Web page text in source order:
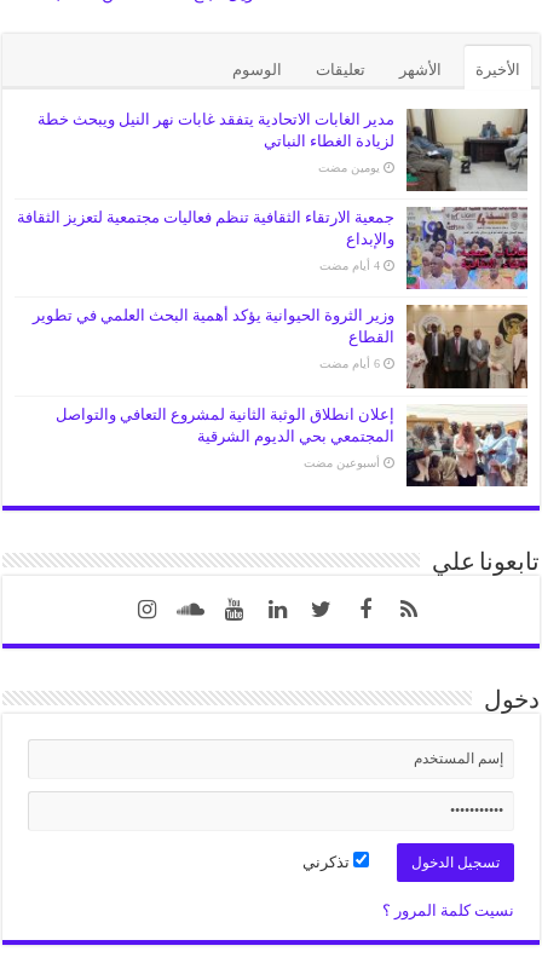
الأخيرة الأشهر تعليقات الوسوم
مدير الغابات الاتحادية يتفقد غابات نهر النيل ويبحث خطة
لزيادة الغطاء النباتي
‏يومين مضت
جمعية الارتقاء الثقافية تنظم فعاليات مجتمعية لتعزيز الثقافة
والإبداع
‏4 أيام مضت
وزير الثروة الحيوانية يؤكد أهمية البحث العلمي في تطوير
القطاع
‏6 أيام مضت
إعلان انطلاق الوثبة الثانية لمشروع التعافي والتواصل
المجتمعي بحي الديوم الشرقية
‏أسبوعين مضت
تابعونا علي
دخول
تذكرني
نسيت كلمة المرور ؟